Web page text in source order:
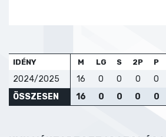
IDÉNY M LG S 2P P
2024/2025 16 0 0 0 0
ÖSSZESEN
16 0 0 0 0